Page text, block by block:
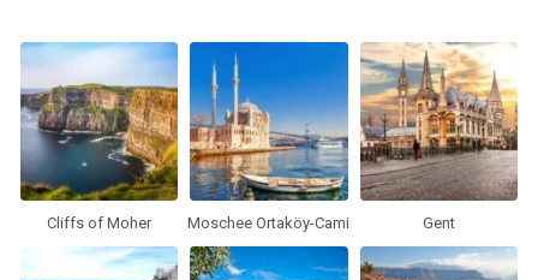
Cliffs of Moher Moschee Ortaköy-Cami Gent